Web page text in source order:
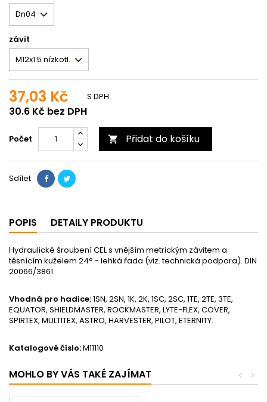
závit
37,03 Kč
30.6 Kč bez DPH
S DPH
Počet  Přidat do košíku
Sdílet
POPIS DETAILY PRODUKTU
Hydraulické šroubení CEL s vnějším metrickým závitem a
těsnícím kuželem 24° - lehká řada (viz. technická podpora). DIN
20066/3861.
Vhodná pro hadice:1SN, 2SN, 1K, 2K, 1SC, 2SC, 1TE, 2TE, 3TE,
EQUATOR, SHIELDMASTER, ROCKMASTER, LYTE-FLEX, COVER,
SPIRTEX, MULTITEX, ASTRO, HARVESTER, PILOT, ETERNITY.
Katalogové číslo:M11110
MOHLO BY VÁS TAKÉ ZAJÍMAT >
<